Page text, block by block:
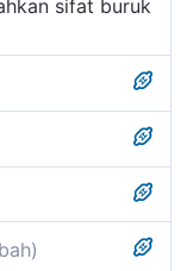
sifat buruk
persamaan di
maupun
maupun
Masing-
lainnya
orang-orang
dimiliki oleh
orang
orang